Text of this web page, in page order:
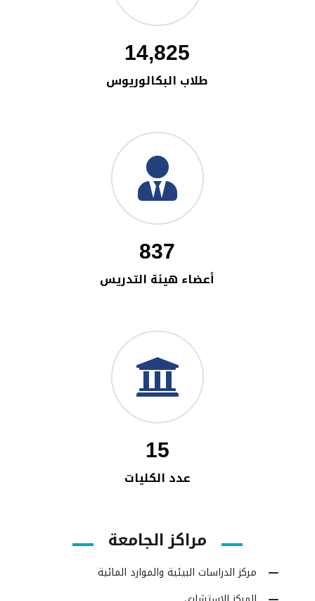
14,825
طلاب البكالوريوس
837
أعضاء هيئة التدريس
15
عدد الكليات
مراكز الجامعة
مركز الدراسات البيئية والموارد المائية